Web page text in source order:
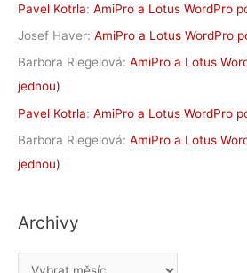
Pavel Kotrla: AmiPro a Lotus WordPro
Josef Haver: AmiPro a Lotus WordPro
Barbora Riegelová: AmiPro a Lotus
jednou)
Pavel Kotrla: AmiPro a Lotus WordPro
Barbora Riegelová: AmiPro a Lotus
jednou)
Archivy